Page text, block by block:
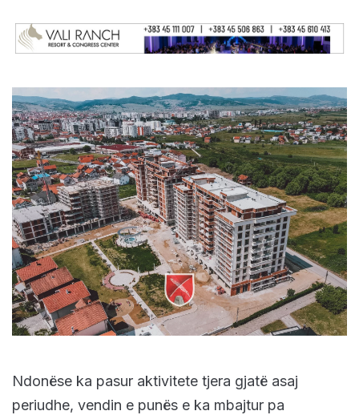
Ndonëse ka pasur aktivitete tjera gjatë asaj
periudhe, vendin e punës e ka mbajtur pa